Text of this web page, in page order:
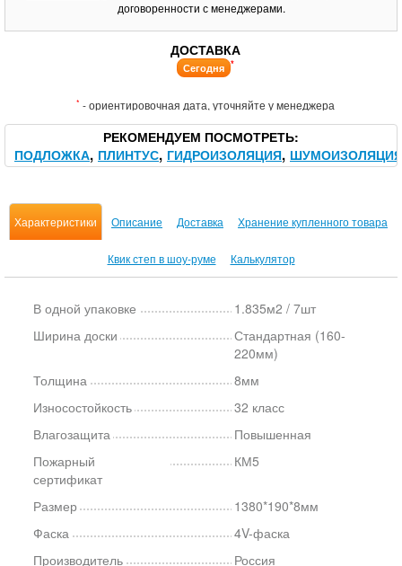
договоренности с менеджерами.
ДОСТАВКА
Сегодня *
* - ориентировочная дата, уточняйте у менеджера
РЕКОМЕНДУЕМ ПОСМОТРЕТЬ
ПОДЛОЖКА ПЛИНТУС ГИДРОИЗОЛЯЦИЯ ШУМОИЗОЛЯЦИЯ
Характеристики Описание Доставка Хранение купленного товара
Квик степ в шоу-руме Калькулятор
В одной упаковке
1.835м2 / 7шт
Ширина доски
Стандартная (160-
220мм)
Толщина
8мм
Износостойкость
32 класс
Влагозащита
Повышенная
Пожарный
сертификат
КМ5
Размер
1380*190*8мм
Фаска
4V-фаска
Производитель
Россия